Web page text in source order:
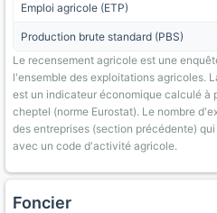
Emploi agricole (ETP)
Production brute standard (PBS)
Le recensement agricole est une
l'ensemble des exploitations agricoles.
est un indicateur économique calculé
cheptel (norme Eurostat). Le nombre
des entreprises (section précédente)
avec un code d'activité agricole.
Foncier